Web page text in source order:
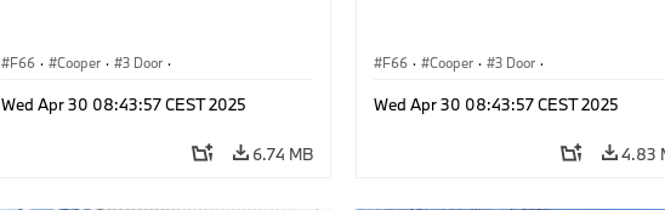
F66 · Cooper · 3 Door ·
Wed Apr 30 08:43:57 CEST 2025
6.74 MB
F66 · Cooper · 3 Door ·
Wed Apr 30 08:43:57 CEST 2025
4.83